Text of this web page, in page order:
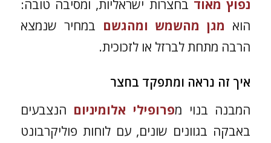
נפוץ מאוד בחצרות ישראליות, ומסיבה טובה:
הוא מגן מהשמש ומהגשם במחיר שנמצא
הרבה מתחת לברזל או לזכוכית.
איך זה נראה ומתפקד בחצר
המבנה בנוי מפרופילי אלומיניום הנצבעים
באבקה בגוונים שונים, עם לוחות פוליקרבונט